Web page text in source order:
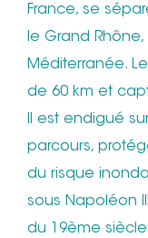
France, se
le Grand
Méditerranée.
de 60 km et
Il est endigué
parcours,
du risque
sous Napoléon
du 19ème